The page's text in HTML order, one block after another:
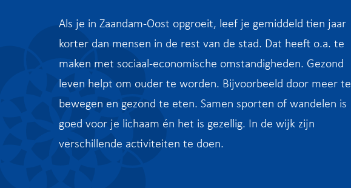
Als je in Zaandam-Oost opgroeit, leef je gemiddeld tien jaar
korter dan mensen in de rest van de stad. Dat heeft o.a. te
maken met sociaal-economische omstandigheden. Gezond
leven helpt om ouder te worden. Bijvoorbeeld door meer te
bewegen en gezond te eten. Samen sporten of wandelen is
goed voor je lichaam én het is gezellig. In de wijk zijn
verschillende activiteiten te doen.